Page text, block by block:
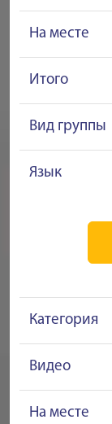
На месте
Итого
Вид группы
Язык
Категория
Видео
На месте